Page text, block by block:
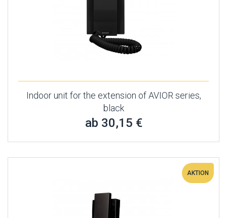
Indoor unit for the extension of AVIOR series,
black
ab 30,15 €
AKTION